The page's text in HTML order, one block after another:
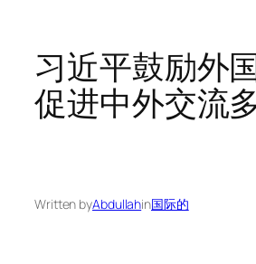
习近平鼓励外
促进中外交流
Written byAbdullahin国际的